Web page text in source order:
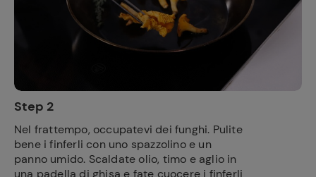
Step 2
Nel frattempo, occupatevi dei funghi. Pulite
bene i finferli con uno spazzolino e un
panno umido. Scaldate olio, timo e aglio in
una padella di ghisa e fate cuocere i finferli